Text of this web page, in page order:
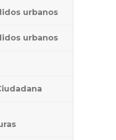
urbanos
urbanos